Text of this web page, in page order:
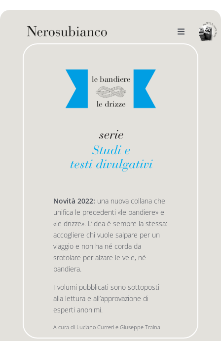
to
Toggle
Navigation
noi
le bandiere le bandiere in verticale
Premio letterario Giallovalle
il tuo carrello
for:
Novità 2022: una nuova collana che
unifica le precedenti «le bandiere» e
«le drizze». L’idea è sempre la stessa:
accogliere chi vuole salpare per un
viaggio e non ha né corda da
srotolare per alzare le vele, né
bandiera.
I volumi pubblicati sono sottoposti
alla lettura e all’approvazione di
esperti anonimi.
A cura di Luciano Curreri e Giuseppe Traina